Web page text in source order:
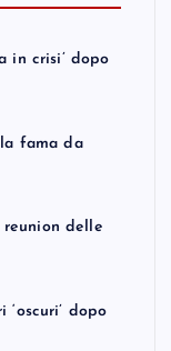
in crisi’ dopo
fama da
reunion delle
dopo